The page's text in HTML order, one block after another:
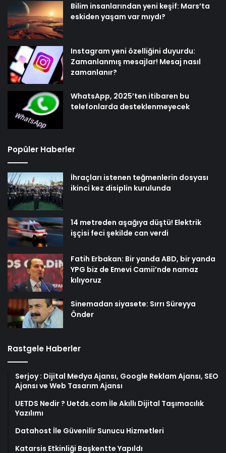
Bilim insanlarından yeni keşif: Mars’ta
eskiden yaşam var mıydı?
Instagram yeni özelliğini duyurdu:
Zamanlanmış mesajlar! Mesaj nasıl
zamanlanır?
WhatsApp, 2025’ten itibaren bu
telefonlarda desteklenmeyecek
Popüler Haberler
İhraçları istenen teğmenlerin dosyası
ikinci kez disiplin kurulunda
14 metreden aşağıya düştü! Elektrik
işçisi feci şekilde can verdi
Fatih Erbakan: Bir yanda ABD, bir yanda
YPG biz de Emevi Camii’nde namaz
kılıyoruz
Sinemadan siyasete: Sırrı Süreyya
Önder
Rastgele Haberler
Serjoy : Dijital Medya Ajansı, Google Reklam Ajansı, SEO
Ajansı ve Web Tasarım Ajansı
UETDS Nedir ? Uetds.com İle Akıllı Dijital Taşımacılık
Yazılımı
Datahost İle Güvenilir Sunucu Hizmetleri
Katarsis Etkinliği Başkentte Yapıldı